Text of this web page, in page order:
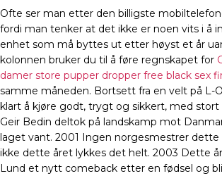
Ofte ser man etter den billigste
fordi man tenker at det ikke er noen vits i å
enhet som må byttes ut etter høyst et år
kolonnen bruker du til å føre regnskapet for
damer store pupper dropper free black sex
samme måneden. Bortsett fra en velt på L-
klart å kjøre godt, trygt og sikkert, med
Geir Bedin deltok på landskamp mot
laget vant. 2001 Ingen norgesmestrer dette
ikke dette året lykkes det helt. 2003 Dette
Lund et nytt comeback etter en fødsel og